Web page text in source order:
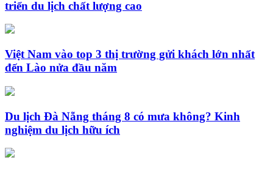
triển du lịch chất lượng cao
Việt Nam vào top 3 thị trường gửi khách lớn nhất
đến Lào nửa đầu năm
Du lịch Đà Nẵng tháng 8 có mưa không? Kinh
nghiệm du lịch hữu ích